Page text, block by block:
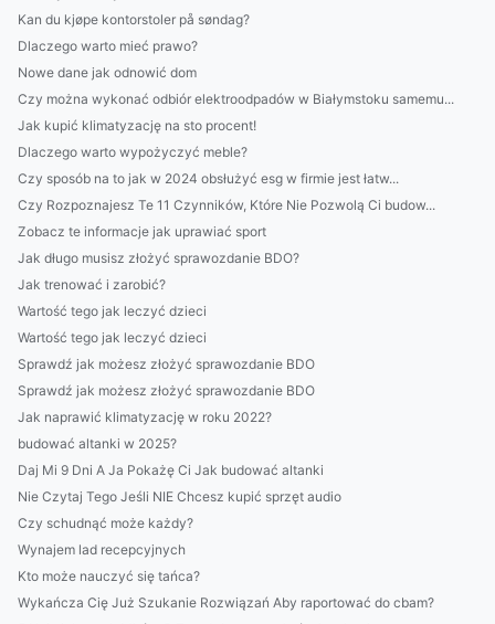
Kan du kjøpe kontorstoler på søndag?
Dlaczego warto mieć prawo?
Nowe dane jak odnowić dom
Czy można wykonać odbiór elektroodpadów w Białymstoku samemu...
Jak kupić klimatyzację na sto procent!
Dlaczego warto wypożyczyć meble?
Czy sposób na to jak w 2024 obsłużyć esg w firmie jest łatw...
Czy Rozpoznajesz Te 11 Czynników, Które Nie Pozwolą Ci budow...
Zobacz te informacje jak uprawiać sport
Jak długo musisz złożyć sprawozdanie BDO?
Jak trenować i zarobić?
Wartość tego jak leczyć dzieci
Wartość tego jak leczyć dzieci
Sprawdź jak możesz złożyć sprawozdanie BDO
Sprawdź jak możesz złożyć sprawozdanie BDO
Jak naprawić klimatyzację w roku 2022?
budować altanki w 2025?
Daj Mi 9 Dni A Ja Pokażę Ci Jak budować altanki
Nie Czytaj Tego Jeśli NIE Chcesz kupić sprzęt audio
Czy schudnąć może każdy?
Wynajem lad recepcyjnych
Kto może nauczyć się tańca?
Wykańcza Cię Już Szukanie Rozwiązań Aby raportować do cbam?